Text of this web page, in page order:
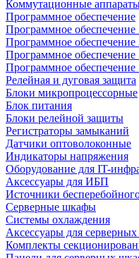
Коммутационные
Программное обеспечение
Программное обеспечение
Программное обеспечение
Программное обеспечение
Программное обеспечение
Релейная и дуговая защита
Блоки микропроцессорные
Блок питания
Блоки релейной защиты
Регистраторы замыканий
Датчики оптоволоконные
Индикаторы напряжения
Оборудование для IT-
Аксессуары для ИБП
Источники
Серверные шкафы
Системы охлаждения
Аксессуары для
Комплекты